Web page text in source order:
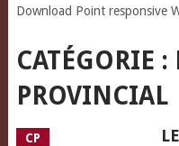
Download Point responsive
CATÉGORIE :
PROVINCIAL
CP